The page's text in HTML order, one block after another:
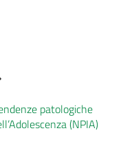
patologiche
(NPIA)